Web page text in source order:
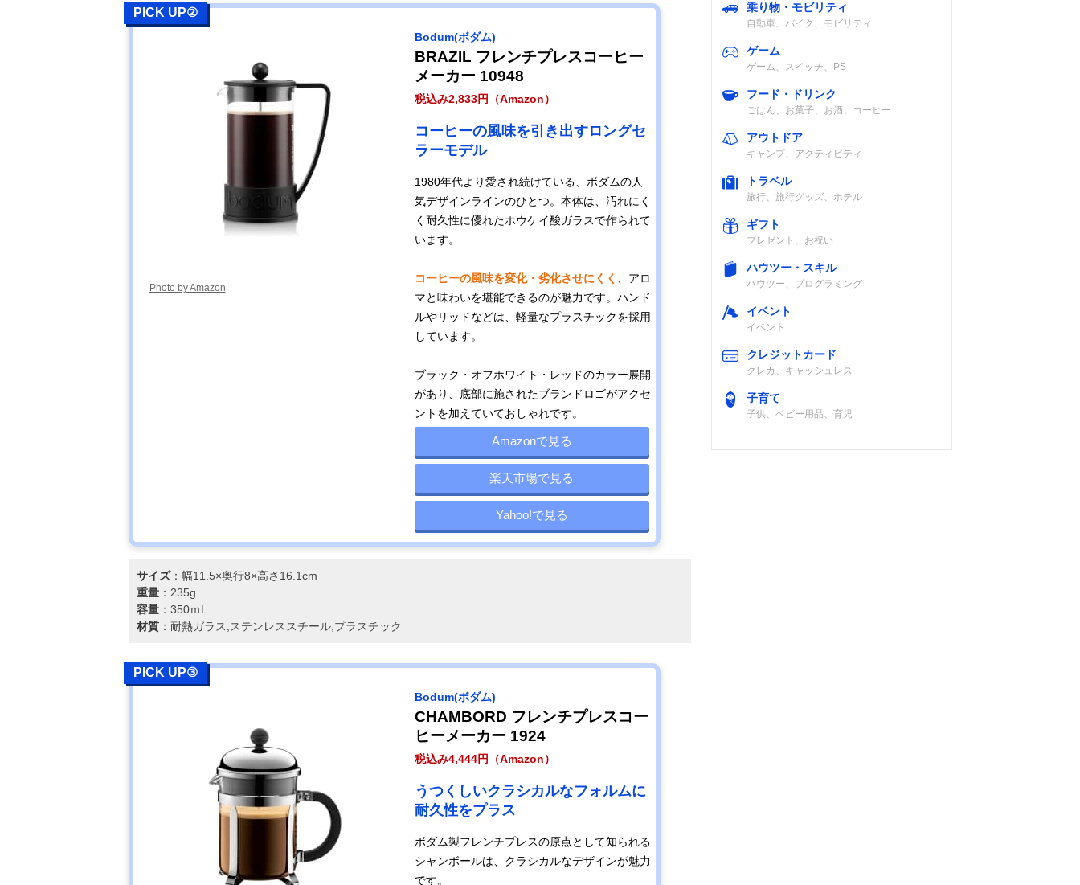
PICK UP②
Photo by Amazon
‎Bodum(ボダム)
BRAZIL フレンチプレスコーヒー
メーカー 10948
税込み2,833円（Amazon）
コーヒーの風味を引き出すロングセ
ラーモデル
1980年代より愛され続けている、ボダムの人
気デザインラインのひとつ。本体は、汚れにく
く耐久性に優れたホウケイ酸ガラスで作られて
います。
コーヒーの風味を変化・劣化させにくく
、アロ
マと味わいを堪能できるのが魅力です。ハンド
ルやリッドなどは、軽量なプラスチックを採用
しています。
ブラック・オフホワイト・レッドのカラー展開
があり、底部に施されたブランドロゴがアクセ
ントを加えていておしゃれです。
Amazonで見る
楽天市場で見る
Yahoo!で見る
サイズ：幅11.5×奥行8×高さ16.1cm
重量：235g
容量：350ｍL
材質：耐熱ガラス,ステンレススチール,プラスチック
PICK UP③
Bodum(ボダム)
CHAMBORD フレンチプレスコー
ヒーメーカー 1924
税込み4,444円（Amazon）
うつくしいクラシカルなフォルムに
耐久性をプラス
ボダム製フレンチプレスの原点として知られる
シャンボールは、クラシカルなデザインが魅力
です。
乗り物・モビリティ
自動車、バイク、モビリティ
ゲーム
ゲーム、スイッチ、PS
フード・ドリンク
ごはん、お菓子、お酒、コーヒー
アウトドア
キャンプ、アクティビティ
トラベル
旅行、旅行グッズ、ホテル
ギフト
プレゼント、お祝い
ハウツー・スキル
ハウツー、プログラミング
イベント
イベント
クレジットカード
クレカ、キャッシュレス
子育て
子供、ベビー用品、育児